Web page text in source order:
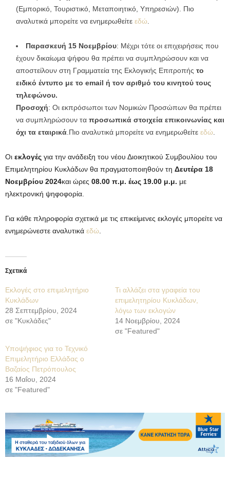
(Εμπορικό, Τουριστικό, Μεταποιητικό, Υπηρεσιών). Πιο
αναλυτικά μπορείτε να ενημερωθείτε εδώ
Παρασκευή 15 Νοεμβρίου: Μέχρι τότε οι επιχειρήσεις που
έχουν δικαίωμα ψήφου θα πρέπει να συμπληρώσουν και να
αποστείλουν στη Γραμματεία της Εκλογικής Επιτροπής το
ειδικό έντυπο με το email ή τον αριθμό του κινητού τους
τηλεφώνου.
Προσοχή: Οι εκπρόσωποι των Νομικών Προσώπων θα πρέπει
να συμπληρώσουν τα προσωπικά στοιχεία επικοινωνίας και
όχι τα εταιρικά .Πιο αναλυτικά μπορείτε να ενημερωθείτε εδώ
Οι εκλογές για την ανάδειξη του νέου Διοικητικού Συμβουλίου του
Επιμελητηρίου Κυκλάδων θα πραγματοποιηθούν τη Δευτέρα 18
Νοεμβρίου 2024και ώρες 08.00 π.μ. έως 19.00 μ.μ. με
ηλεκτρονική ψηφοφορία.
Για κάθε πληροφορία σχετικά με τις επικείμενες εκλογές μπορείτε να
ενημερώνεστε αναλυτικά εδώ
Σχετικά
Εκλογές στο επιμελητήριο
Κυκλάδων
28 Σεπτεμβρίου, 2024
σε "Κυκλάδες"
Τι αλλάζει στα γραφεία του
επιμελητηρίου Κυκλάδων,
λόγω των εκλογών
14 Νοεμβρίου, 2024
σε "Featured"
Υποψήφιος για το Τεχνικό
Επιμελητήριο Ελλάδας ο
Βαζαίος Πετρόπουλος
16 Μαΐου, 2024
σε "Featured"